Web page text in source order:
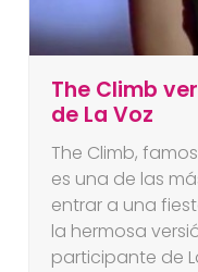
The Climb
de La Voz
The Climb,
es una de las
entrar a una
la hermosa
participante de